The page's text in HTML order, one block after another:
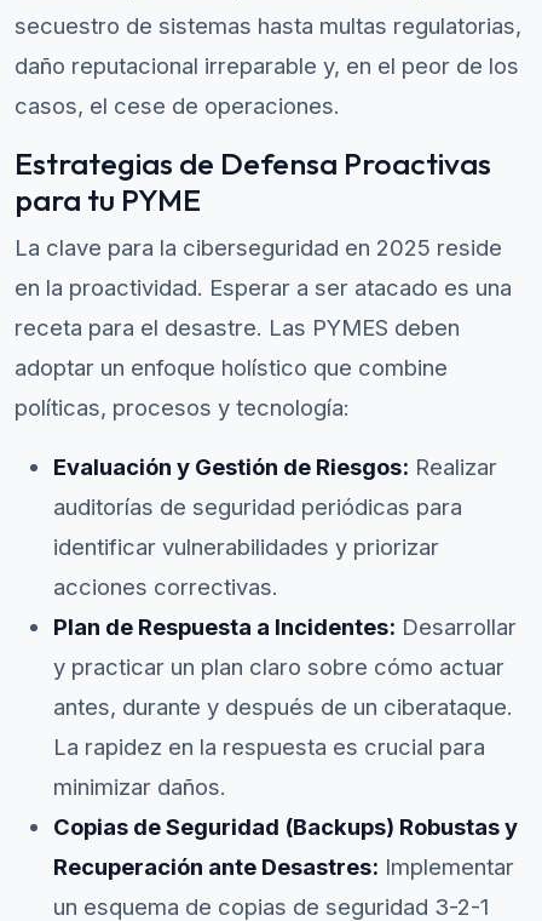
secuestro de sistemas hasta multas regulatorias,
daño reputacional irreparable y, en el peor de los
casos, el cese de operaciones.
Estrategias de Defensa Proactivas
para tu PYME
La clave para la ciberseguridad en 2025 reside
en la proactividad. Esperar a ser atacado es una
receta para el desastre. Las PYMES deben
adoptar un enfoque holístico que combine
políticas, procesos y tecnología:
Evaluación y Gestión de Riesgos: Realizar
auditorías de seguridad periódicas para
identificar vulnerabilidades y priorizar
acciones correctivas.
Plan de Respuesta a Incidentes: Desarrollar
y practicar un plan claro sobre cómo actuar
antes, durante y después de un ciberataque.
La rapidez en la respuesta es crucial para
minimizar daños.
Copias de Seguridad (Backups) Robustas y
Recuperación ante Desastres: Implementar
un esquema de copias de seguridad 3-2-1